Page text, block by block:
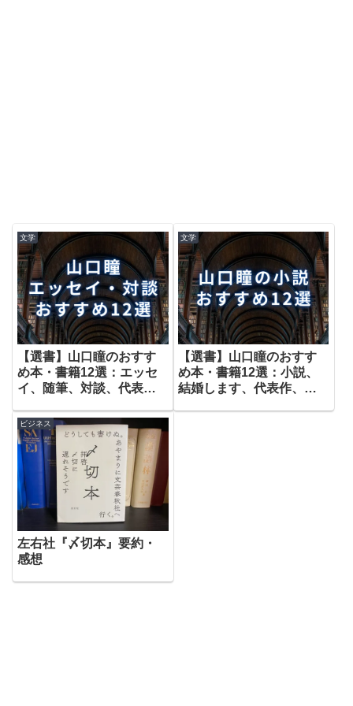
文学
【選書】山口瞳のおすす
め本・書籍12選：エッセ
イ、随筆、対談、代表
文学
【選書】山口瞳のおすす
め本・書籍12選：小説、
結婚します、代表作、血
ビジネス
左右社『〆切本』要約・
感想